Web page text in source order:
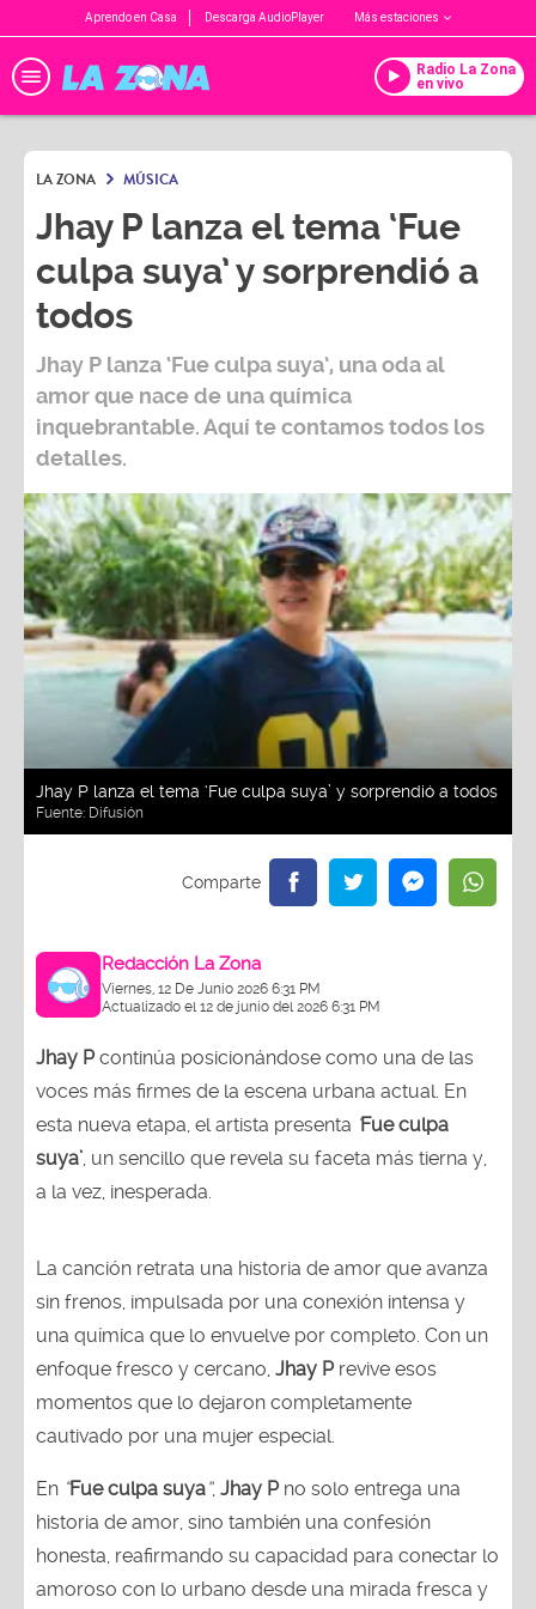
Aprendo en Casa Descarga AudioPlayer Más estaciones
Radio La Zona
en vivo
LA ZONA MÚSICA
Jhay P lanza el tema ‘Fue
culpa suya’ y sorprendió a
todos
Jhay P lanza ‘Fue culpa suya’, una oda al
amor que nace de una química
inquebrantable. Aquí te contamos todos los
detalles.
Jhay P lanza el tema ‘Fue culpa suya’ y sorprendió a todos
Fuente: Difusión
Redacción La Zona
Viernes, 12 De Junio 2026 6:31 PM
Actualizado el 12 de junio del 2026 6:31 PM
Jhay Pcontinúa posicionándose como una de las
voces más firmes de la escena urbana actual. En
esta nueva etapa, el artista presenta Fue culpa
suya’ , un sencillo que revela su faceta más tierna y,
a la vez, inesperada.
La canción retrata una historia de amor que avanza
sin frenos, impulsada por una conexión intensa y
una química que lo envuelve por completo. Con un
enfoque fresco y cercano, Jhay Previve esos
momentos que lo dejaron completamente
cautivado por una mujer especial.
En “Fue culpa suya”, Jhay Pno solo entrega una
historia de amor, sino también una confesión
honesta, reafirmando su capacidad para conectar lo
amoroso con lo urbano desde una mirada fresca y